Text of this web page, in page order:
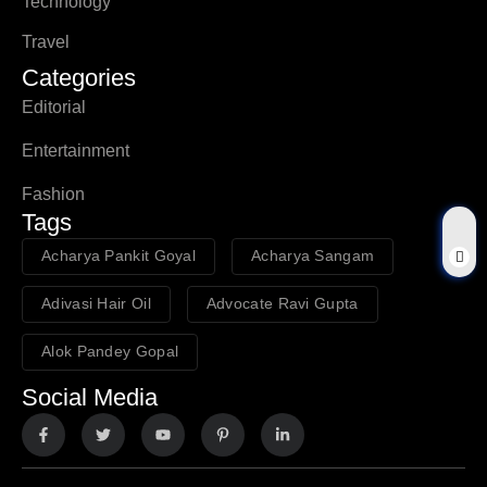
Travel
Categories
Editorial
Entertainment
Fashion
Tags
Acharya Pankit Goyal Acharya Sangam
Adivasi Hair Oil Advocate Ravi Gupta
Alok Pandey Gopal
Social Media